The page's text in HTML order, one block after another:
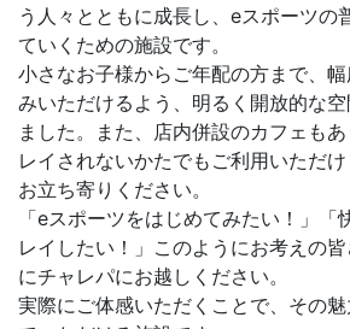
う人々とともに成長し、eスポーツの
ていくための施設です。
小さなお子様からご年配の方まで、
みいただけるよう、明るく開放的な
ました。また、店内併設のカフェも
レイされないかたでもご利用いただ
お立ち寄りください。
「eスポーツをはじめてみたい！」
レイしたい！」このようにお考えの
にチャレパにお越しください。
実際にご体感いただくことで、その